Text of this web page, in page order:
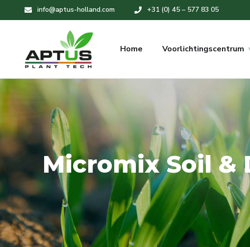
info@aptus-holland.com +31 (0) 45 – 577 83 05
Home Voorlichtingscentrum
Micromix Soil &